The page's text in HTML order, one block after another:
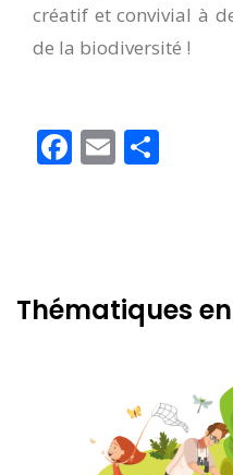
créatif et convivial à
de la biodiversité !
Facebook
Email
Thématiques